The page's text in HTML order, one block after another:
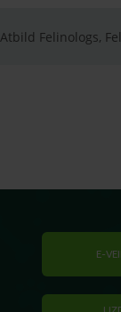
Atbild Felinologs,
E-